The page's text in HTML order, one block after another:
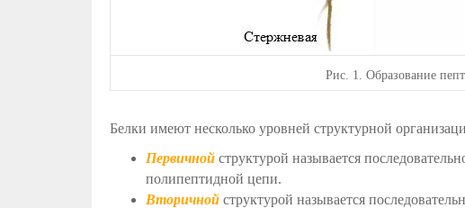
Рис. 1. Образование
Белки имеют несколько уровней структурной
Первичной структурой называется
полипептидной цепи.
Вторичной структурой называется